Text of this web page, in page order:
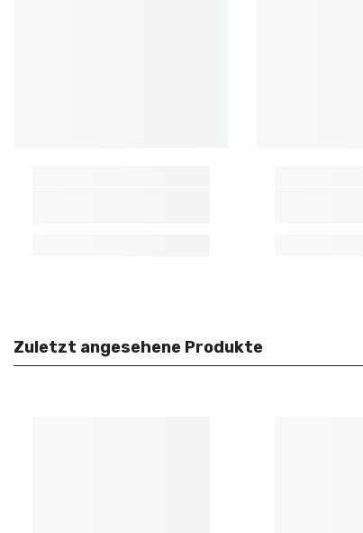
Zuletzt angesehene Produkte